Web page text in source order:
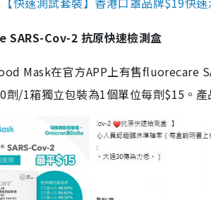
Cov-2 抗原快速檢測盒
Mask在官方APP上有售fluorecare
劑/1箱獨立包裝為1個單位每劑$15。